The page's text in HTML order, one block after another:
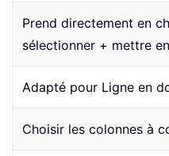
Prend directement en
sélectionner + mettre
Adapté pour Ligne en
Choisir les colonnes à